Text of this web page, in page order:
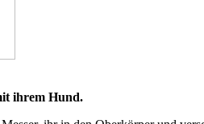
ihrem Hund.